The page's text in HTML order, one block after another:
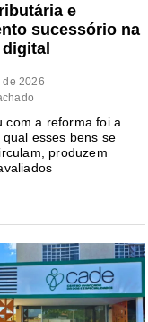
e
sucessório na
de 2026
com a reforma foi a
esses bens se
produzem